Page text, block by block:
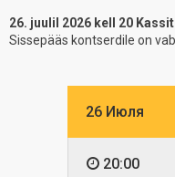
26. juulil 2026 kell 20
Sissepääs kontserdile on
26 Июля
20:00